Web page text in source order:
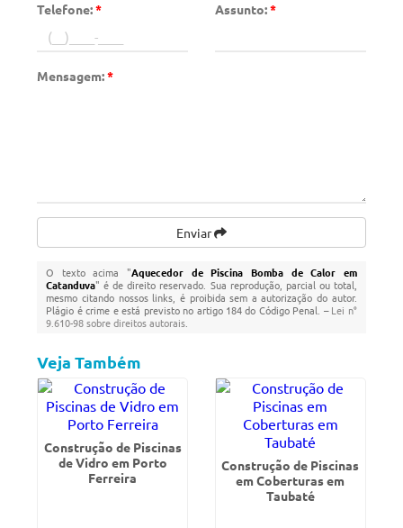
Telefone:* Assunto:*
Mensagem:*
Enviar
O texto acima "Aquecedor de Piscina Bomba de Calor em
Catanduva" é de direito reservado. Sua reprodução, parcial ou total,
mesmo citando nossos links, é proibida sem a autorização do autor.
Plágio é crime e está previsto no artigo 184 do Código Penal. –Lei n°
9.610-98 sobre direitos autorais
Veja Também
Construção de Piscinas
de Vidro em Porto
Ferreira
Construção de Piscinas
em Coberturas em
Taubaté